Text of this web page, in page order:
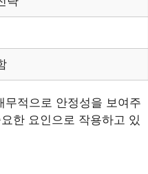
무적으로 안정성을 보여주
한 요인으로 작용하고 있